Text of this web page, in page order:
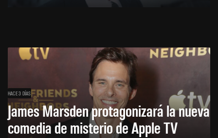
HACE 3 DÍAS
James Marsden protagonizará la nueva
comedia de misterio de Apple TV